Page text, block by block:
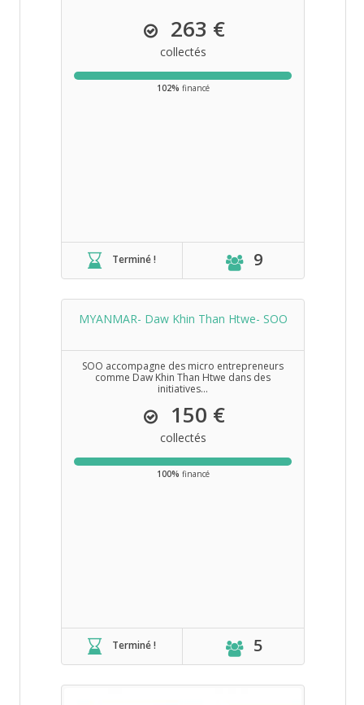
263 €
collectés
102% financé
Terminé ! 9
MYANMAR- Daw Khin Than Htwe- SOO
SOO accompagne des micro entrepreneurs
comme Daw Khin Than Htwe dans des
initiatives...
150 €
collectés
100% financé
Terminé ! 5